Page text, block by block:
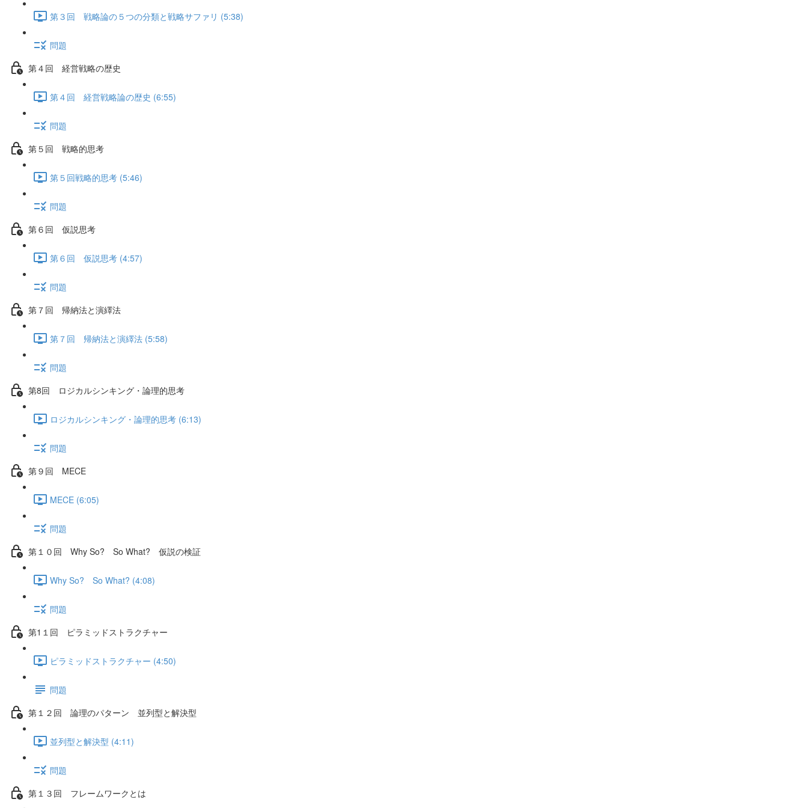
第３回 戦略論の５つの分類と戦略サファリ (5:38)
問題
第４回 経営戦略の歴史
第４回 経営戦略論の歴史 (6:55)
問題
第５回 戦略的思考
第５回戦略的思考 (5:46)
問題
第６回 仮説思考
第６回 仮説思考 (4:57)
問題
第７回 帰納法と演繹法
第７回 帰納法と演繹法 (5:58)
問題
第8回 ロジカルシンキング・論理的思考
ロジカルシンキング・論理的思考 (6:13)
問題
第９回 MECE
MECE (6:05)
問題
第１０回 Why So? So What? 仮説の検証
Why So? So What? (4:08)
問題
第1１回 ピラミッドストラクチャー
ピラミッドストラクチャー (4:50)
問題
第１２回 論理のパターン 並列型と解決型
並列型と解決型 (4:11)
問題
第１３回 フレームワークとは